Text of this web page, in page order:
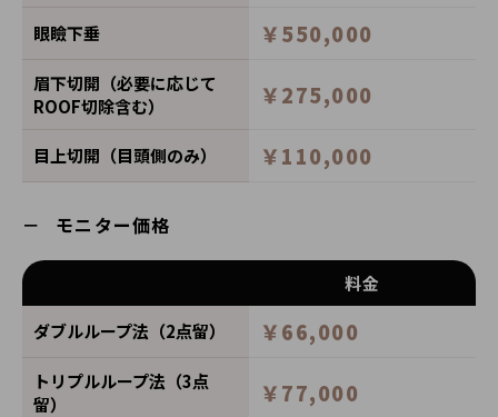
眼瞼下垂 ￥550,000
眉下切開（必要に応じて
ROOF切除含む）
￥275,000
目上切開（目頭側のみ） ￥110,000
モニター価格
料金
ダブルループ法（2点留） ￥66,000
トリプルループ法（3点
留）
￥77,000